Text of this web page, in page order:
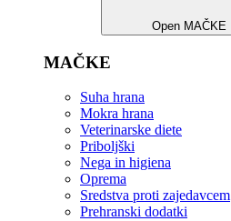
Open MAČKE
MAČKE
Suha hrana
Mokra hrana
Veterinarske diete
Priboljški
Nega in higiena
Oprema
Sredstva proti zajedavcem
Prehranski dodatki